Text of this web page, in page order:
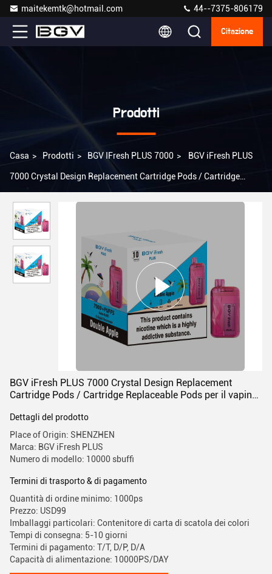
maitekemtk@hotmail.com 44--7375-806179
Citazione
Prodotti
Casa > Prodotti > BGV IFresh PLUS 7000 > BGV iFresh PLUS
7000 Crystal Design Replacement Cartridge Pods / Cartridge
BGV iFresh PLUS 7000 Crystal Design Replacement
Cartridge Pods / Cartridge Replaceable Pods per il vaping
Dettagli del prodotto
Place of Origin: SHENZHEN
Marca: BGV iFresh PLUS
Numero di modello: 10000 sbuffi
Termini di trasporto & di pagamento
Quantità di ordine minimo: 1000ps
Prezzo: USD99
Imballaggi particolari: Contenitore di carta di scatola dei colori
Tempi di consegna: 5-10 giorni
Termini di pagamento: T/T, D/P, D/A
Capacità di alimentazione: 10000PS/DAY